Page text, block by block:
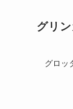
グリ
グロッ